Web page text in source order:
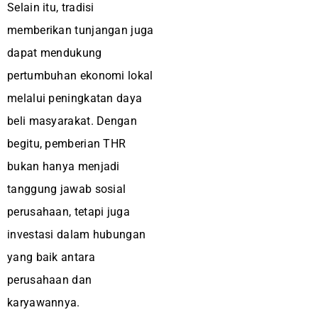
Selain itu, tradisi
memberikan tunjangan juga
dapat mendukung
pertumbuhan ekonomi lokal
melalui peningkatan daya
beli masyarakat. Dengan
begitu, pemberian THR
bukan hanya menjadi
tanggung jawab sosial
perusahaan, tetapi juga
investasi dalam hubungan
yang baik antara
perusahaan dan
karyawannya.